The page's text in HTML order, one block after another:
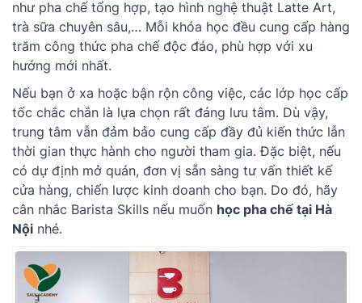
như pha chế tổng hợp, tạo hình nghệ thuật Latte Art,
trà sữa chuyên sâu,… Mỗi khóa học đều cung cấp hàng
trăm công thức pha chế độc đáo, phù hợp với xu
hướng mới nhất.
Nếu bạn ở xa hoặc bận rộn công việc, các lớp học cấp
tốc chắc chắn là lựa chọn rất đáng lưu tâm. Dù vậy,
trung tâm vẫn đảm bảo cung cấp đầy đủ kiến thức lẫn
thời gian thực hành cho người tham gia. Đặc biệt, nếu
có dự định mở quán, đơn vị sẵn sàng tư vấn thiết kế
cửa hàng, chiến lược kinh doanh cho bạn. Do đó, hãy
cân nhắc Barista Skills nếu muốn học pha chế tại Hà
Nội nhé.